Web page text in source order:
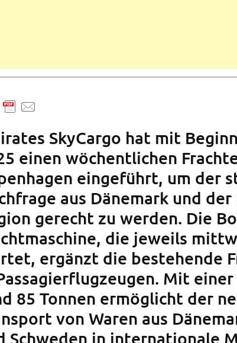
SkyCargo hat mit
einen wöchentlichen
eingeführt, um der
aus Dänemark und
gerecht zu werden. Die
die jeweils
ergänzt die bestehende
Mit
85 Tonnen ermöglicht der
von Waren aus
Schweden in internationale